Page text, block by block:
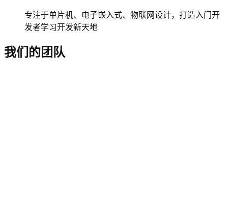
专注于单片机、电子嵌入式、物联网设计，打造入门开
发者学习开发新天地
我们的团队